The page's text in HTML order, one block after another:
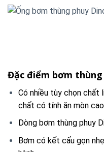
Đặc điểm bơm
Có nhiều tùy chọn chất
chất có tính ăn mòn
Dòng bơm thùng phuy
Bơm có kết cấu gọn